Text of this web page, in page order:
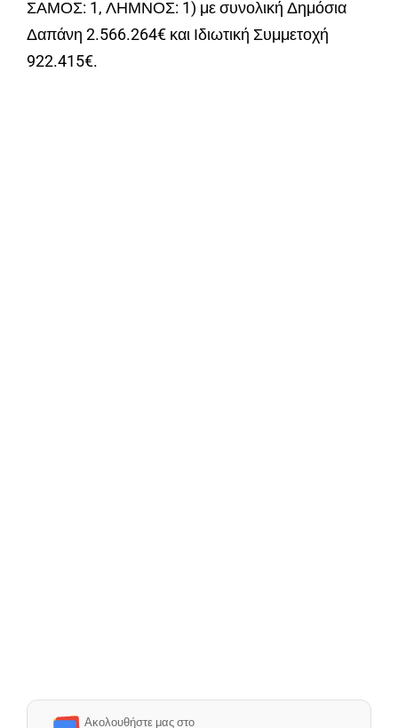
ΣΑΜΟΣ: 1, ΛΗΜΝΟΣ: 1) με συνολική Δημόσια
Δαπάνη 2.566.264€ και Ιδιωτική Συμμετοχή
922.415€.
Ακολουθήστε μας στο